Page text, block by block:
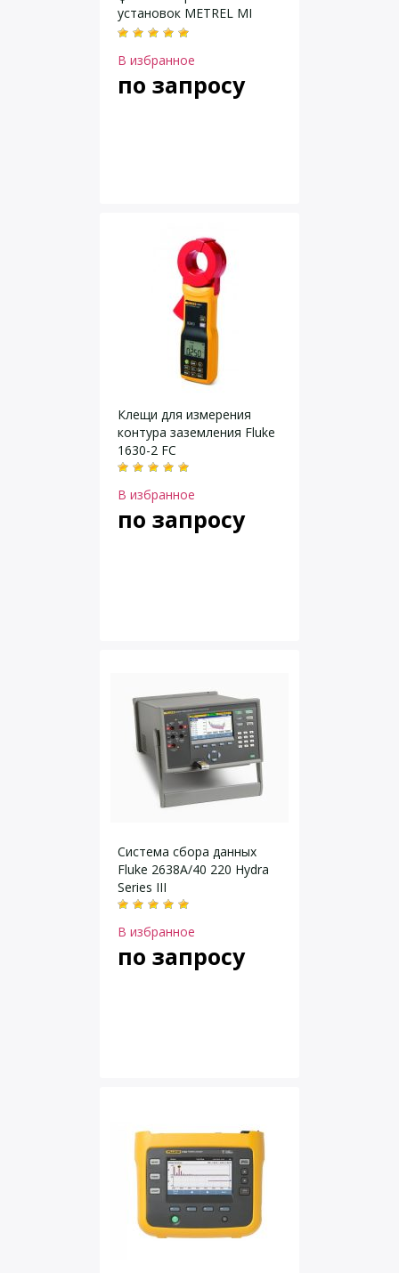
установок METREL MI
3108 EurotestPV
В избранное
по запросу
Клещи для измерения
контура заземления Fluke
1630-2 FC
В избранное
по запросу
Система сбора данных
Fluke 2638A/40 220 Hydra
Series III
В избранное
по запросу